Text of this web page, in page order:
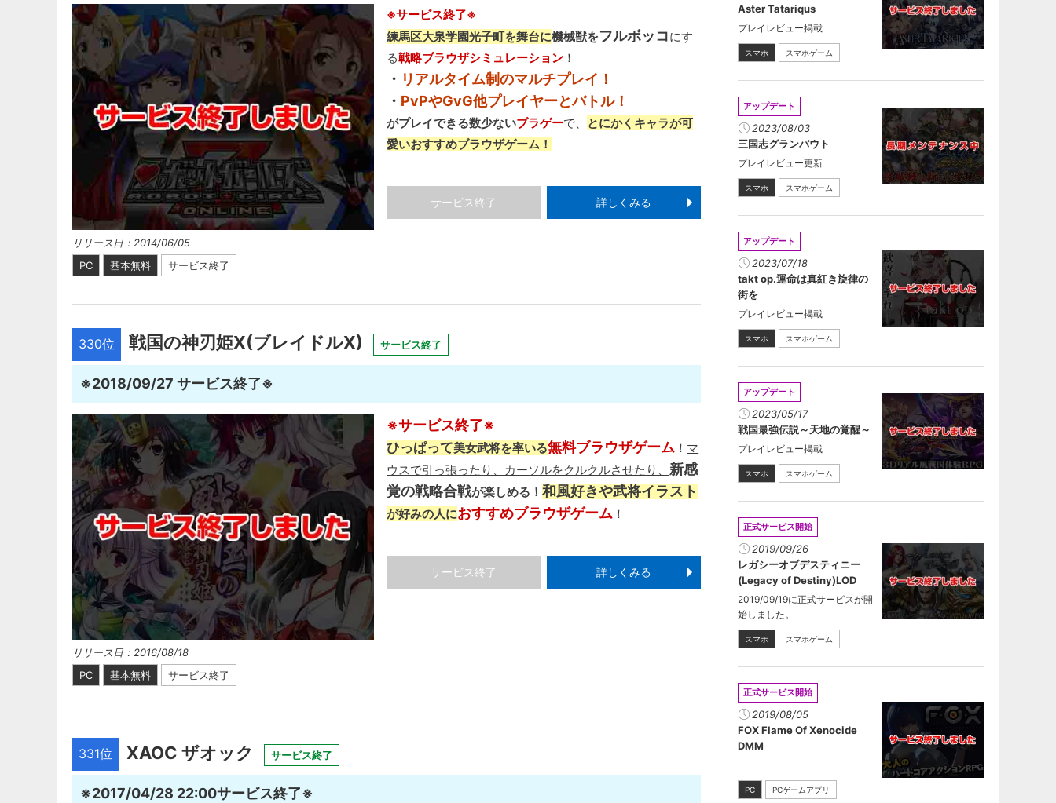
リリース日：2014/06/05
PC
基本無料 サービス終了
※サービス終了※
練馬区大泉学園光子町を舞台に機械獣をフルボッコにす
る戦略ブラウザシミュレーション ！
・ リアルタイム制のマルチプレイ！
・ PvPやGvG他プレイヤーとバトル！
がプレイできる数少ないブラゲーで、 とにかくキャラが可
愛いおすすめブラウザゲーム！
サービス終了 詳しくみる
330位 戦国の神刃姫X(ブレイドルX) サービス終了
※2018/09/27 サービス終了※
リリース日：2016/08/18
PC
基本無料 サービス終了
※サービス終了※
ひっぱって美女武将を率いる無料ブラウザゲーム ！ マ
ウスで引っ張ったり、カーソルをクルクルさせたり、 新感
覚の戦略合戦が楽しめる！和風好きや武将イラスト
が好みの人におすすめブラウザゲーム ！
サービス終了 詳しくみる
331位 XAOC ザオック サービス終了
※2017/04/28 22:00サービス終了※
Aster Tatariqus
プレイレビュー掲載
スマホ スマホゲーム
アップデート
2023/08/03
三国志グランバウト
プレイレビュー更新
スマホ スマホゲーム
アップデート
2023/07/18
takt op.運命は真紅き旋律の
街を
プレイレビュー掲載
スマホ スマホゲーム
アップデート
2023/05/17
戦国最強伝説～天地の覚醒～
プレイレビュー掲載
スマホ スマホゲーム
正式サービス開始
2019/09/26
レガシーオブデスティニー
(Legacy of Destiny)LOD
2019/09/19に正式サービスが開
始しました。
スマホ スマホゲーム
正式サービス開始
2019/08/05
FOX Flame Of Xenocide
DMM
PC PCゲームアプリ